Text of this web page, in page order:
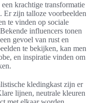
krachtige transformatie
Er zijn talloze voorbeelden
te vinden op sociale
influencers tonen
gevoel van rust en
te bekijken, kan men
en inspiratie vinden om
kledingkast zijn er
lijnen, neutrale kleuren